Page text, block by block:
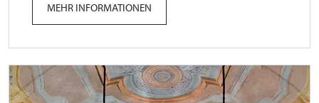
MEHR INFORMATIONEN